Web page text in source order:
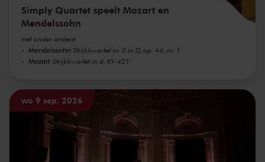
Simply Quartet speelt Mozart en
Mendelssohn
met onder andere
Mendelssohn Strijkkwartet nr. 3 in D, op. 44, nr. 1
Mozart Strijkkwartet in d, KV 421
wo 9 sep. 2026